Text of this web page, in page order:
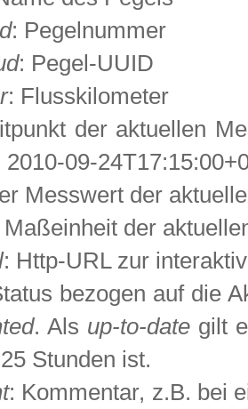
: Pegelnummer
: Pegel-UUID
: Flusskilometer
der aktuellen
2010-09-
Messwert der
der
: Http-URL zur
bezogen auf die
. Als up-to-date gilt
Stunden ist.
: Kommentar, z.B. bei